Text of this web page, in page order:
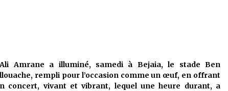
Amrane a illuminé, samedi à Bejaia, le stade Ben
rempli pour l’occasion comme un œuf, en offrant
concert, vivant et vibrant, lequel une heure durant, a